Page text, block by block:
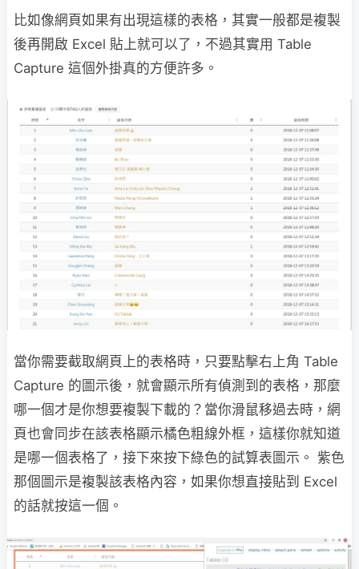
比如像網頁如果有出現這樣的表格，其實一般都是複製
後再開啟 Excel 貼上就可以了，不過其實用 Table
Capture 這個外掛真的方便許多。
當你需要截取網頁上的表格時，只要點擊右上角 Table
Capture 的圖示後，就會顯示所有偵測到的表格，那麼
哪一個才是你想要複製下載的？當你滑鼠移過去時，網
頁也會同步在該表格顯示橘色粗線外框，這樣你就知道
是哪一個表格了，接下來按下綠色的試算表圖示。 紫色
那個圖示是複製該表格內容，如果你想直接貼到 Excel
的話就按這一個。